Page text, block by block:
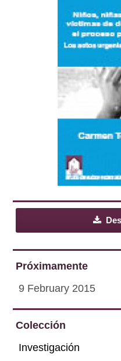
Próximamente
9 February 2015
Colección
Investigación